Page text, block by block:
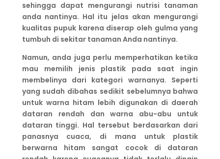
sehingga dapat mengurangi nutrisi tanaman
anda nantinya. Hal itu jelas akan mengurangi
kualitas pupuk karena diserap oleh gulma yang
tumbuh di sekitar tanaman Anda nantinya.
Namun, anda juga perlu memperhatikan ketika
mau memilih jenis plastik pada saat ingin
membelinya dari kategori warnanya. Seperti
yang sudah dibahas sedikit sebelumnya bahwa
untuk warna hitam lebih digunakan di daerah
dataran rendah dan warna abu-abu untuk
dataran tinggi. Hal tersebut berdasarkan dari
panasnya cuaca, di mana untuk plastik
berwarna hitam sangat cocok di dataran